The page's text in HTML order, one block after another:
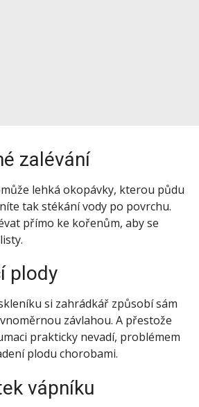
zalévání
lehká okopávky, kterou půdu
tak stékání vody po povrchu.
přímo ke kořenům, aby se
plody
si zahrádkář způsobí sám
závlahou. A přestože
prakticky nevadí, problémem
plodu chorobami.
vápníku